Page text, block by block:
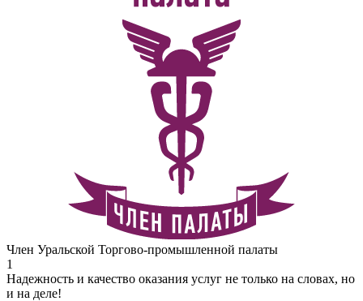
Член Уральской Торгово-промышленной палаты
1
Надежность и качество оказания услуг не только на словах, но
и на деле!